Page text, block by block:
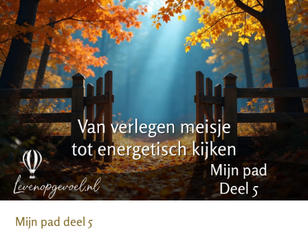
Mijn pad deel 5